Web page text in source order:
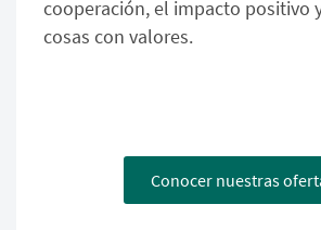
cooperación, el impacto positivo
cosas con valores.
Conocer nuestras